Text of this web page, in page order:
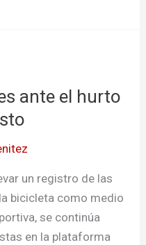
ante el hurto
un registro de las
bicicleta como medio
se continúa
en la plataforma